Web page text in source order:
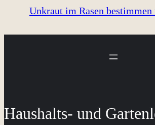
Unkraut im Rasen bestimmen
Haushalts- und